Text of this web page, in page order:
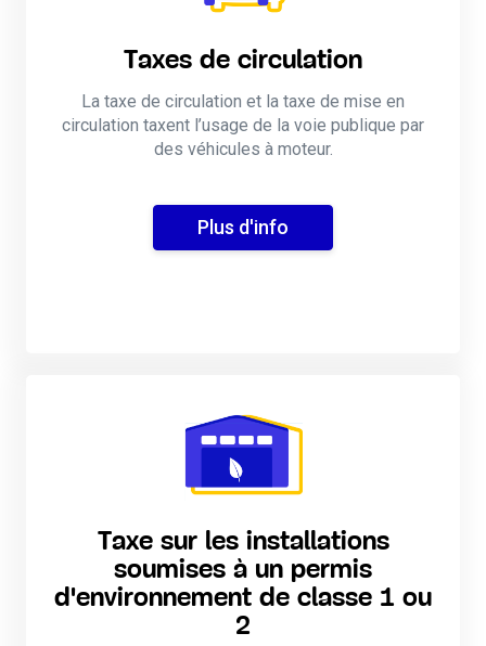
Taxes de circulation
La taxe de circulation et la taxe de mise en
circulation taxent l’usage de la voie publique par
des véhicules à moteur.
Plus d'info
Taxe sur les installations
soumises à un permis
d'environnement de classe 1 ou
2